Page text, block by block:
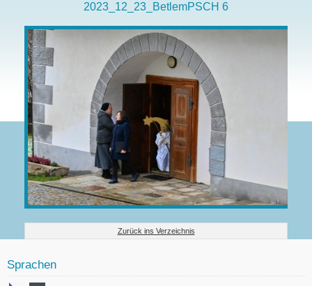
2023_12_23_BetlemPSCH 6
Zurück ins Verzeichnis
Sprachen